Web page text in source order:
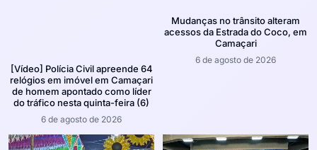
[Vídeo] Polícia Civil apreende 64
relógios em imóvel em Camaçari
de homem apontado como líder
do tráfico nesta quinta-feira (6)
6 de agosto de 2026
Mudanças no trânsito alteram
acessos da Estrada do Coco, em
Camaçari
6 de agosto de 2026